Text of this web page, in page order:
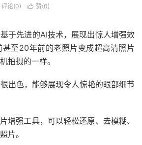
评论(0)  赞(0)
于先进的AI技术，展现出惊人增强效
甚至20年前的老照片变成超高清照片
拍摄的一样。
出色，能够展现令人惊艳的眼部细节
增强工具，可以轻松还原、去模糊、
片。